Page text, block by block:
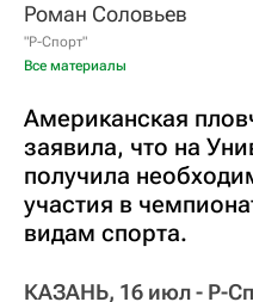
Роман Соловьев
"Р-Спорт"
Все материалы
Американская
заявила, что на
получила
участия в
видам спорта.
КАЗАНЬ, 16 июл - Р-